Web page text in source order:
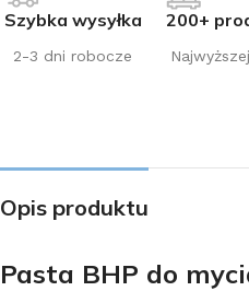
Szybka wysyłka
2-3 dni robocze
200+
Opis produktu
Pasta BHP do